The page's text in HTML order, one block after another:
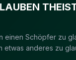
einen Schöpfer zu